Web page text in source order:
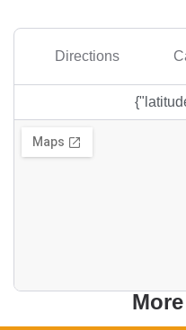
Directions